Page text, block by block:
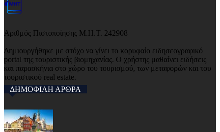
Αριθμός Πιστοποίησης Μ.Η.Τ. 242908
Δημιουργήθηκε με στόχο να γίνει το κορυφαίο ειδησεογραφικό
portal της τουριστικής βιομηχανίας. Ο χρήστης μαθαίνει ειδήσεις
και παρασκήνια στο χώρο του τουρισμού, των μεταφορών και του
τουριστικού real estate.
ΔΗΜΟΦΙΛΗ ΑΡΘΡΑ